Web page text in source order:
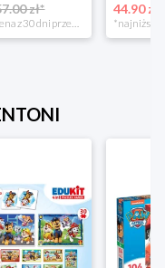
zł*
*najniższa cena z 30 dni przed obniżką
44.90 zł